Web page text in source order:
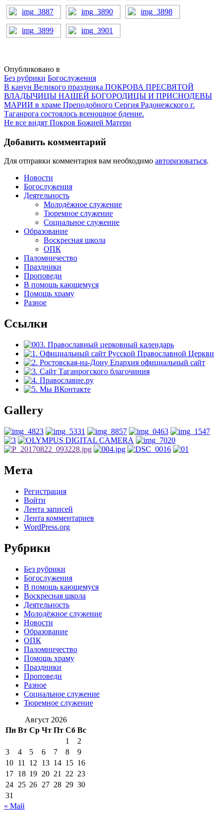
Опубликовано в
Без рубрики Богослужения
Навигация
В канун Великого праздника ПОКРОВА ПРЕСВЯТОЙ
ВЛАДЫЧИЦЫ НАШЕЙ БОГОРОДИЦЫ И ПРИСНОДЕВЫ
МАРИИ в храме Преподобного Сергия Радонежского г.
Таганрога состоялось всенощное бдение.
Не все видят Покров Божией Матери
Добавить комментарий
Для отправки комментария вам необходимо авторизоваться.
Новости
Богослужения
Деятельность
Молодёжное служение
Тюремное служение
Социальное служение
Образование
Воскресная школа
ОПК
Паломничество
Праздники
Проповеди
В помощь кающемуся
Помощь храму
Разное
Ссылки
Gallery
Мета
Регистрация
Войти
Лента записей
Лента комментариев
WordPress.org
Рубрики
Без рубрики
Богослужения
В помощь кающемуся
Воскресная школа
Деятельность
Молодёжное служение
Новости
Образование
ОПК
Паломничество
Помощь храму
Праздники
Проповеди
Разное
Социальное служение
Тюремное служение
Август 2026
Пн Вт Ср Чт Пт Сб Вс
1
2
3
4 5 6 7 8
9
10 11 12 13 14 15 16
17 18 19 20 21 22 23
24 25 26 27 28 29 30
31
« Май